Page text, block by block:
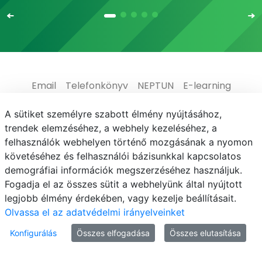
Email Telefonkönyv NEPTUN
E-learning
Médiaközpont
Informatikai Igazgatóság
Adatvédelem
© MATE 2021
A sütiket személyre szabott élmény nyújtásához,
trendek elemzéséhez, a webhely kezeléséhez, a
felhasználók webhelyen történő mozgásának a nyomon
követéséhez és felhasználói bázisunkkal kapcsolatos
demográfiai információk megszerzéséhez használjuk.
Fogadja el az összes sütit a webhelyünk által nyújtott
legjobb élmény érdekében, vagy kezelje beállításait.
Olvassa el az adatvédelmi irányelveinket
Konfigurálás Összes elfogadása Összes elutasítása